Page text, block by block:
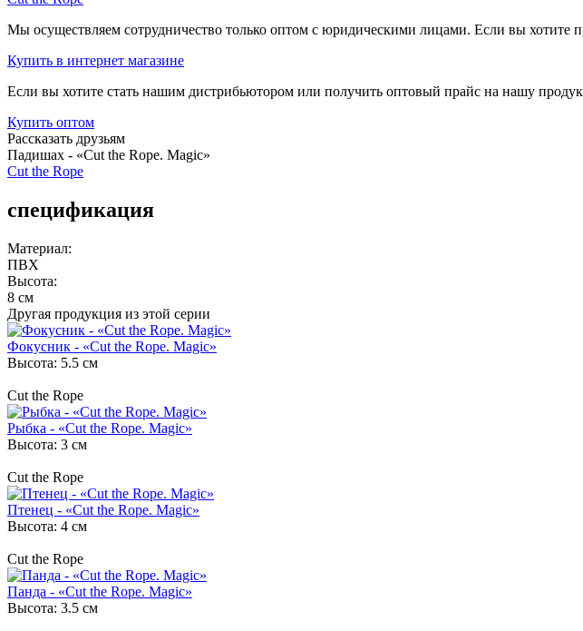
Мы осуществляем сотрудничество только оптом с юридическими лицами. Если вы
Купить в интернет магазине
Если вы хотите стать нашим дистрибьютором или получить оптовый прайс на нашу
Купить оптом
Рассказать друзьям
Падишах - «Cut the Rope. Magic»
Cut the Rope
спецификация
Материал:
ПВХ
Высота:
8 см
Другая продукция из этой серии
Фокусник - «Cut the Rope. Magic»
Высота: 5.5 см
Cut the Rope
Рыбка - «Cut the Rope. Magic»
Высота: 3 см
Cut the Rope
Птенец - «Cut the Rope. Magic»
Высота: 4 см
Cut the Rope
Панда - «Cut the Rope. Magic»
Высота: 3.5 см